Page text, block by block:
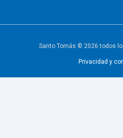
Santo Tomás © 2026 todos
Privacidad y